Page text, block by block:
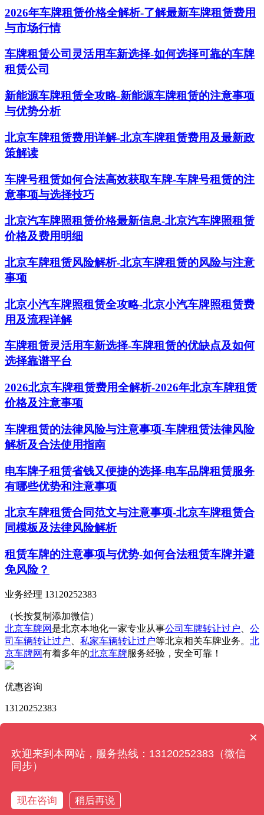
2026年车牌租赁价格全解析-了解最新车牌租赁费用
与市场行情
车牌租赁公司灵活用车新选择-如何选择可靠的车牌
租赁公司
新能源车牌租赁全攻略-新能源车牌租赁的注意事项
与优势分析
北京车牌租赁费用详解-北京车牌租赁费用及最新政
策解读
车牌号租赁如何合法高效获取车牌-车牌号租赁的注
意事项与选择技巧
北京汽车牌照租赁价格最新信息-北京汽车牌照租赁
价格及费用明细
北京车牌租赁风险解析-北京车牌租赁的风险与注意
事项
北京小汽车牌照租赁全攻略-北京小汽车牌照租赁费
用及流程详解
车牌租赁灵活用车新选择-车牌租赁的优缺点及如何
选择靠谱平台
2026北京车牌租赁费用全解析-2026年北京车牌租赁
价格及注意事项
车牌租赁的法律风险与注意事项-车牌租赁法律风险
解析及合法使用指南
电车牌子租赁省钱又便捷的选择-电车品牌租赁服务
有哪些优势和注意事项
北京车牌租赁合同范文与注意事项-北京车牌租赁合
同模板及法律风险解析
租赁车牌的注意事项与优势-如何合法租赁车牌并避
免风险？
业务经理 13120252383
（长按复制添加微信）
北京车牌网 是北京本地化一家专业从事公司车牌转让过户
公
司车辆转让过户
私家车辆转让过户等北京相关车牌业务。 北
京车牌网有着多年的北京车牌服务经验，安全可靠！
优惠咨询
13120252383
关闭
×
欢迎来到本网站，服务热线：13120252383（微信
同步）
现在咨询 稍后再说